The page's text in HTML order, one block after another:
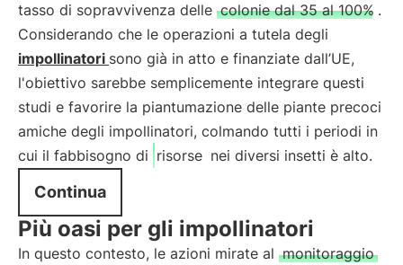
tasso di sopravvivenza delle colonie dal 35 al 100% .
Considerando che le operazioni a tutela degli
impollinatori sono già in atto e finanziate dall’UE,
l'obiettivo sarebbe semplicemente integrare questi
studi e favorire la piantumazione delle piante precoci
amiche degli impollinatori, colmando tutti i periodi in
cui il fabbisogno di risorse nei diversi insetti è alto.
Continua
Più oasi per gli impollinatori
In questo contesto, le azioni mirate al monitoraggio